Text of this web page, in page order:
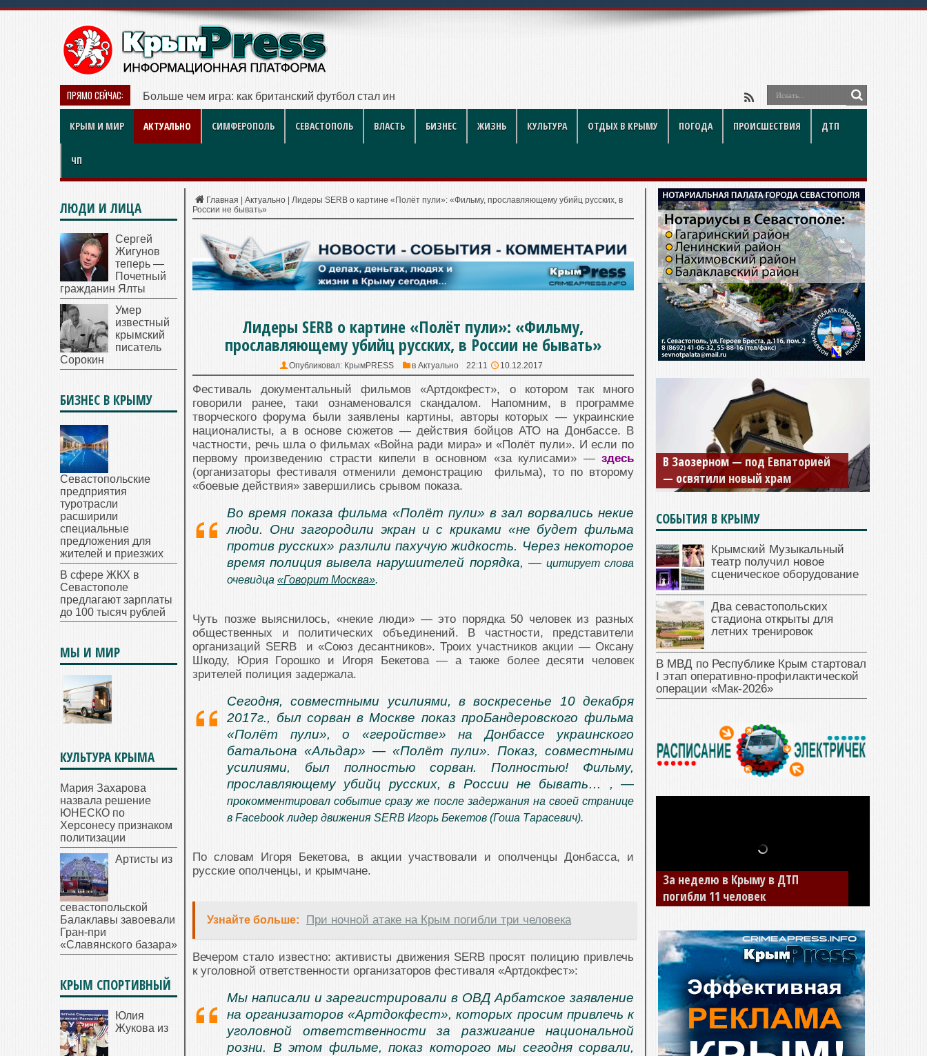
ПРЯМО СЕЙЧАС: Больше чем игра: как британский футбол стал индустрией развлечений
КРЫМ И МИР АКТУАЛЬНО СИМФЕРОПОЛЬ СЕВАСТОПОЛЬ ВЛАСТЬ БИЗНЕС ЖИЗНЬ КУЛЬТУРА ОТДЫХ В КРЫМУ ПОГОДА ПРОИСШЕСТВИЯ ДТП
ЧП
Главная Актуально
Лидеры SERB о картине «Полёт пули»: «Фильму, прославляющему убийц русских, в
России не бывать»
Лидеры SERB о картине «Полёт пули»: «Фильму,
прославляющему убийц русских, в России не бывать»
Опубликовал: КрымPRESS в Актуально 22:11 10.12.2017
Фестиваль документальный фильмов «Артдокфест», о котором так много
говорили ранее, таки ознаменовался скандалом. Напомним, в программе
творческого форума были заявлены картины, авторы которых — украинские
националисты, а в основе сюжетов — действия бойцов АТО на Донбассе. В
частности, речь шла о фильмах «Война ради мира» и «Полёт пули». И если по
первому произведению страсти кипели в основном «за кулисами» — здесь
(организаторы фестиваля отменили демонстрацию фильма), то по второму
«боевые действия» завершились срывом показа.
Во время показа фильма «Полёт пули» в зал ворвались некие
люди. Они загородили экран и с криками «не будет фильма
против русских» разлили пахучую жидкость. Через некоторое
время полиция вывела нарушителей порядка, — цитирует слова
очевидца «Говорит Москва».
Чуть позже выяснилось, «некие люди» — это порядка 50 человек из разных
общественных и политических объединений. В частности, представители
организаций SERB и «Союз десантников». Троих участников акции — Оксану
Шкоду, Юрия Горошко и Игоря Бекетова — а также более десяти человек
зрителей полиция задержала.
Сегодня, совместными усилиями, в воскресенье 10 декабря
2017г., был сорван в Москве показ проБандеровского фильма
«Полёт пули», о «геройстве» на Донбассе украинского
батальона «Альдар» — «Полёт пули». Показ, совместными
усилиями, был полностью сорван. Полностью! Фильму,
прославляющему убийц русских, в России не бывать… , —
прокомментировал событие сразу же после задержания на своей странице
в Facebook лидер движения SERB Игорь Бекетов (Гоша Тарасевич).
По словам Игоря Бекетова, в акции участвовали и ополченцы Донбасса, и
русские ополченцы, и крымчане.
Узнайте больше: При ночной атаке на Крым погибли три человека
Вечером стало известно: активисты движения SERB просят полицию привлечь
к уголовной ответственности организаторов фестиваля «Артдокфест»:
Мы написали и зарегистрировали в ОВД Арбатское заявление
на организаторов «Артдокфест», которых просим привлечь к
уголовной ответственности за разжигание национальной
розни. В этом фильме, показ которого мы сегодня сорвали,
ЛЮДИ И ЛИЦА
Сергей
Жигунов
теперь —
Почетный
гражданин Ялты
Умер
известный
крымский
писатель
Сорокин
БИЗНЕС В КРЫМУ
Севастопольские
предприятия
туротрасли
расширили
специальные
предложения для
жителей и приезжих
В сфере ЖКХ в
Севастополе
предлагают зарплаты
до 100 тысяч рублей
МЫ И МИР
КУЛЬТУРА КРЫМА
Мария Захарова
назвала решение
ЮНЕСКО по
Херсонесу признаком
политизации
Артисты из
севастопольской
Балаклавы завоевали
Гран-при
«Славянского базара»
КРЫМ СПОРТИВНЫЙ
Юлия
Жукова из
Мужской монастырь Косьмы и
Дамиана в Крыму вновь открыт
для посещения
СОБЫТИЯ В КРЫМУ
Крымский Музыкальный
театр получил новое
сценическое оборудование
Два севастопольских
стадиона открыты для
летних тренировок
В МВД по Республике Крым стартовал
I этап оперативно‑профилактической
операции «Мак‑2026»
В Джанкое водитель ВАЗа сбил
двух детей на «зебре»